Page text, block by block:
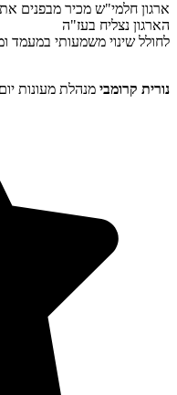
ארגון חלמי"ש מכיר מבפנים
הארגון נצליח בעז"ה
לחולל שינוי משמעותי במעמד
נורית קרומבי מנהלת מעונות